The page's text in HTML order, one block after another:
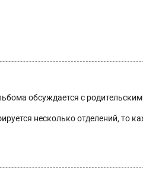
обсуждается с
несколько отделений, то